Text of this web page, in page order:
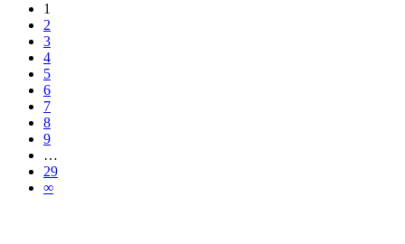
1
2
3
4
5
6
7
8
9
…
29
∞